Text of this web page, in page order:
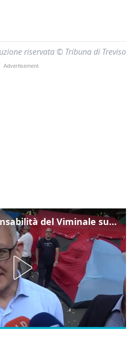
riservata © Tribuna di Treviso
Gualtieri: "Responsabilità del Viminale su Spin Time? La posizione dei partiti è nota"